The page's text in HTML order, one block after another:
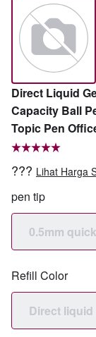
Direct Liquid
Capacity Ball
Topic Pen
??? Lihat Harga
pen tip
0.5mm
Refill Color
Direct